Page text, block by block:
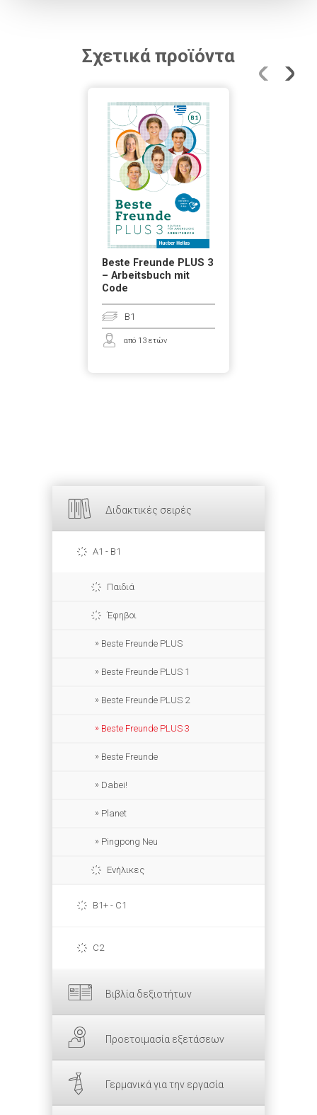
Διδακτικές σειρές
A1 - B1
Παιδιά
Έφηβοι
Beste Freunde PLUS
Beste Freunde PLUS 1
Beste Freunde PLUS 2
Beste Freunde PLUS 3
Beste Freunde
Dabei!
Planet
Pingpong Neu
Ενήλικες
B1+ - C1
C2
Βιβλία δεξιοτήτων
Προετοιμασία εξετάσεων
Γερμανικά για την εργασία
Σχετικά προϊόντα
Beste Freunde PLUS 3
– Arbeitsbuch mit
Code
B1
από 13 ετών